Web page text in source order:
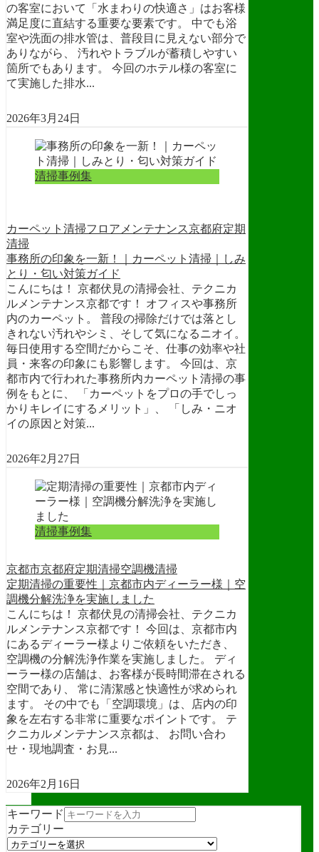
の客室において「水まわりの快適さ」はお客様
満足度に直結する重要な要素です。 中でも浴
室や洗面の排水管は、普段目に見えない部分で
ありながら、 汚れやトラブルが蓄積しやすい
箇所でもあります。 今回のホテル様の客室に
て実施した排水...
2026年3月24日
清掃事例集
カーペット清掃フロアメンテナンス京都府定期
清掃
事務所の印象を一新！｜カーペット清掃｜しみ
とり・匂い対策ガイド
こんにちは！ 京都伏見の清掃会社、テクニカ
ルメンテナンス京都です！ オフィスや事務所
内のカーペット。 普段の掃除だけでは落とし
きれない汚れやシミ、そして気になるニオイ。
毎日使用する空間だからこそ、仕事の効率や社
員・来客の印象にも影響します。 今回は、京
都市内で行われた事務所内カーペット清掃の事
例をもとに、 「カーペットをプロの手でしっ
かりキレイにするメリット」、 「しみ・ニオ
イの原因と対策...
2026年2月27日
清掃事例集
京都市京都府定期清掃空調機清掃
定期清掃の重要性｜京都市内ディーラー様｜空
調機分解洗浄を実施しました
こんにちは！ 京都伏見の清掃会社、テクニカ
ルメンテナンス京都です！ 今回は、京都市内
にあるディーラー様よりご依頼をいただき、
空調機の分解洗浄作業を実施しました。 ディ
ーラー様の店舗は、お客様が長時間滞在される
空間であり、 常に清潔感と快適性が求められ
ます。 その中でも「空調環境」は、店内の印
象を左右する非常に重要なポイントです。 テ
クニカルメンテナンス京都は、 お問い合わ
せ・現地調査・お見...
2026年2月16日
キーワード
カテゴリー